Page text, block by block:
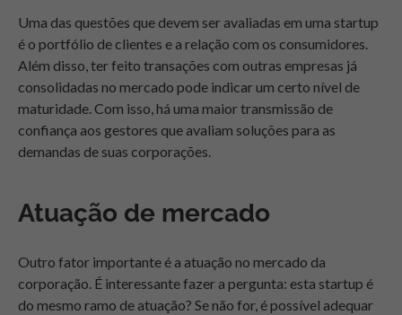
Uma das questões que devem ser avaliadas em uma startup
é o portfólio de clientes e a relação com os consumidores.
Além disso, ter feito transações com outras empresas já
consolidadas no mercado pode indicar um certo nível de
maturidade. Com isso, há uma maior transmissão de
confiança aos gestores que avaliam soluções para as
demandas de suas corporações.
Atuação de mercado
Outro fator importante é a atuação no mercado da
corporação. É interessante fazer a pergunta: esta startup é
do mesmo ramo de atuação? Se não for, é possível adequar